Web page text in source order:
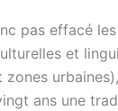
pas effacé
et
ans une